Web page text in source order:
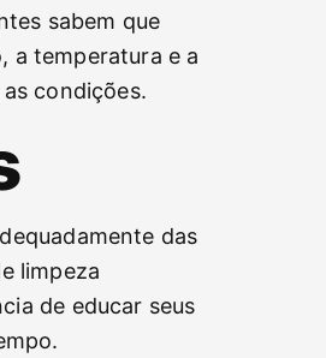
sabem que
a temperatura e a
condições.
das
limpeza
de educar seus